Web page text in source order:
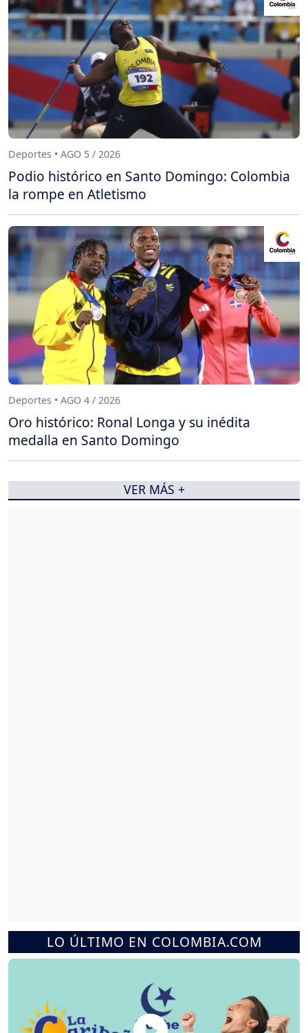
LO ÚLTIMO EN COLOMBIA.COM
Deportes • AGO 5 / 2026
Podio histórico en Santo Domingo: Colombia
la rompe en Atletismo
Deportes • AGO 4 / 2026
Oro histórico: Ronal Longa y su inédita
medalla en Santo Domingo
VER MÁS +